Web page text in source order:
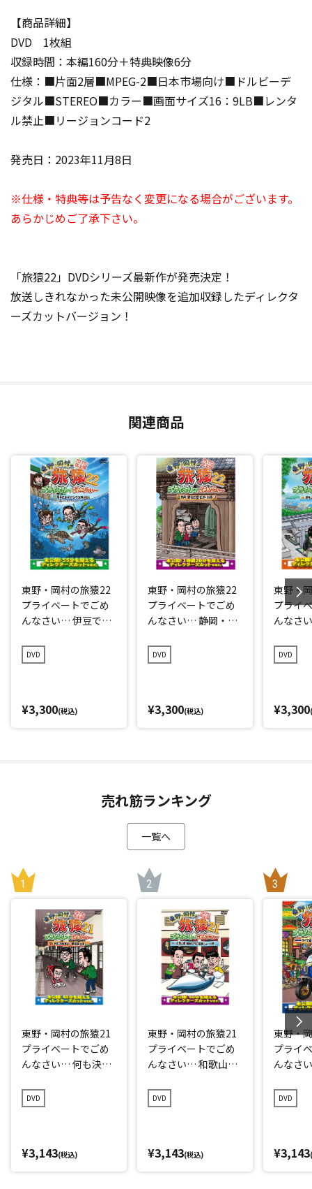
【商品詳細】
DVD 1枚組
収録時間：本編160分＋特典映像6分
仕様：■片面2層■MPEG-2■日本市場向け■ドルビーデ
ジタル■STEREO■カラー■画面サイズ16：9LB■レンタ
ル禁止■リージョンコード2
発売日：2023年11月8日
※仕様・特典等は予告なく変更になる場合がございます。
あらかじめご了承下さい。
「旅猿22」DVDシリーズ最新作が発売決定！
放送しきれなかった未公開映像を追加収録したディレクタ
ーズカットバージョン！
関連商品
東野・岡村の旅猿22
プライベートでごめ
んなさい… 伊豆でダ
アム完全版
DVD
¥3,300(税込)
東野・岡村の旅猿22
プライベートでごめ
んなさい… 静岡・愛
レミアム完全版
DVD
¥3,300(税込)
東野・
プライ
んなさ
ミアム
DVD
¥3,300
売れ筋ランキング
一覧へ
東野・岡村の旅猿21
プライベートでごめ
んなさい… 何も決め
ミアム完全版
DVD
¥3,143(税込)
東野・岡村の旅猿21
プライベートでごめ
んなさい… 和歌山県
ョーへの旅 プレミア
ム完全版
DVD
¥3,143(税込)
東野・
プライ
んなさ
編 プレ
DVD
¥3,143